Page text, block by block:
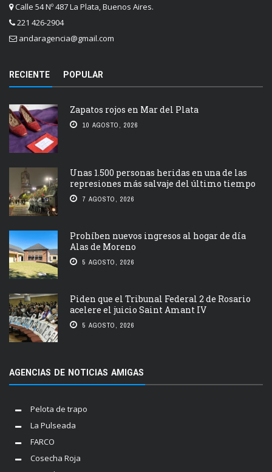
Calle 54 Nº 487 La Plata, Buenos Aires.
221 426-2904
andaragencia@gmail.com
RECIENTE POPULAR
Zapatos rojos en Mar del Plata
10 AGOSTO, 2026
Unas 1.500 personas heridas en una de las
represiones más salvaje del último tiempo
7 AGOSTO, 2026
Prohíben nuevos ingresos al hogar de día
Alas de Moreno
5 AGOSTO, 2026
Piden que el Tribunal Federal 2 de Rosario
acelere el juicio Saint Amant IV
5 AGOSTO, 2026
AGENCIAS DE NOTICIAS AMIGAS
Pelota de trapo
La Pulseada
FARCO
Cosecha Roja